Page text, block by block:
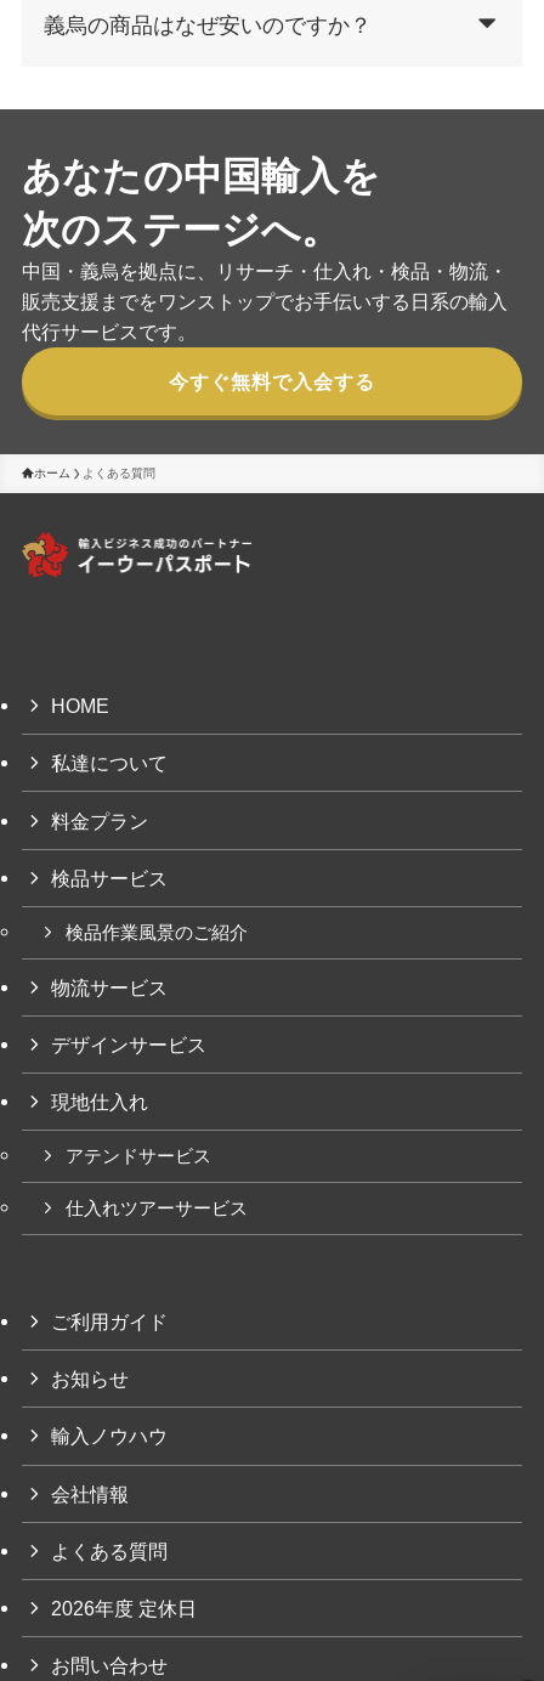
義烏の商品はなぜ安いのですか？
あなたの中国輸入を
次のステージへ。
中国・義烏を拠点に、リサーチ・仕入れ・検品・物流・
販売支援までをワンストップでお手伝いする日系の輸入
代行サービスです。
今すぐ無料で入会する
ホーム よくある質問
HOME
私達について
料金プラン
検品サービス
検品作業風景のご紹介
物流サービス
デザインサービス
現地仕入れ
アテンドサービス
仕入れツアーサービス
ご利用ガイド
お知らせ
輸入ノウハウ
会社情報
よくある質問
2026年度 定休日
お問い合わせ